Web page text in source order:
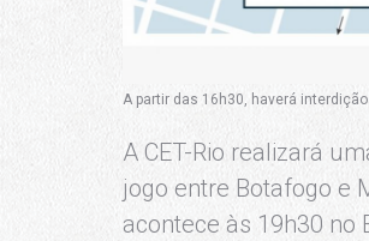
A partir das 16h30, haverá
A CET-Rio realizará
jogo entre Botafogo e
acontece às 19h30 no